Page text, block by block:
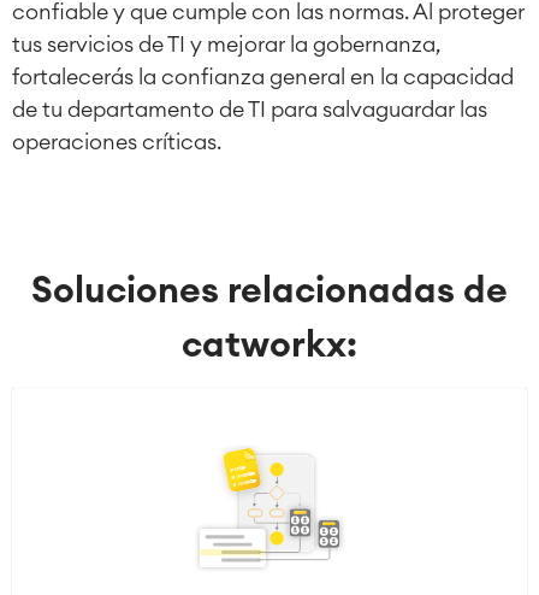
confiable y que cumple con las normas. Al proteger
tus servicios de TI y mejorar la gobernanza,
fortalecerás la confianza general en la capacidad
de tu departamento de TI para salvaguardar las
operaciones críticas.
Soluciones relacionadas de
catworkx: